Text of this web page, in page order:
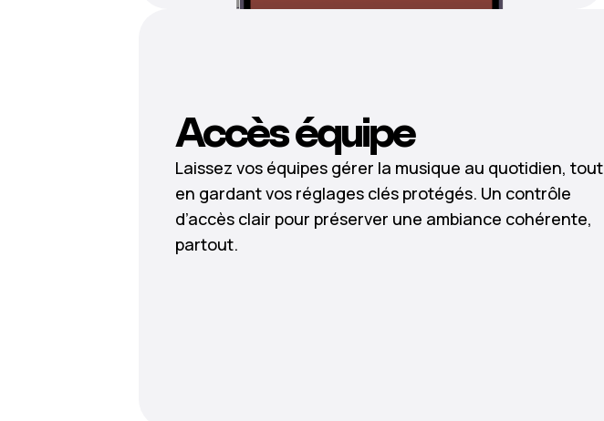
Accès équipe
Laissez vos équipes gérer la musique au quotidien, tout
en gardant vos réglages clés protégés. Un contrôle
d’accès clair pour préserver une ambiance cohérente,
partout.